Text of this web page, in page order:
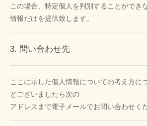
この場合、特定個人を判別することができ
情報だけを提供致します。
3. 問い合わせ先
ここに示した個人情報についての考え方に
どございましたら次の
アドレスまで電子メールでお問い合わせく